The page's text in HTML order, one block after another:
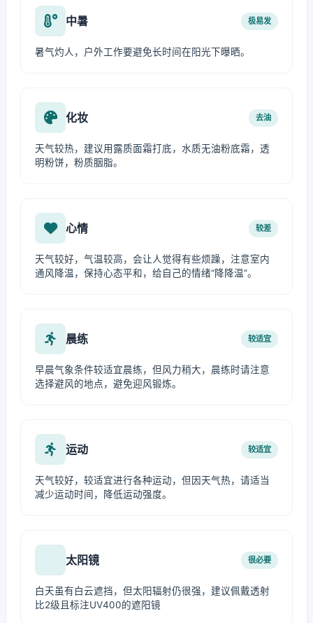
中暑 极易发
暑气灼人，户外工作要避免长时间在阳光下曝晒。
化妆 去油
天气较热，建议用露质面霜打底，水质无油粉底霜，透
明粉饼，粉质胭脂。
心情 较差
天气较好，气温较高，会让人觉得有些烦躁，注意室内
通风降温，保持心态平和，给自己的情绪“降降温”。
晨练 较适宜
早晨气象条件较适宜晨练，但风力稍大，晨练时请注意
选择避风的地点，避免迎风锻炼。
运动 较适宜
天气较好，较适宜进行各种运动，但因天气热，请适当
减少运动时间，降低运动强度。
太阳镜 很必要
白天虽有白云遮挡，但太阳辐射仍很强，建议佩戴透射
比2级且标注UV400的遮阳镜